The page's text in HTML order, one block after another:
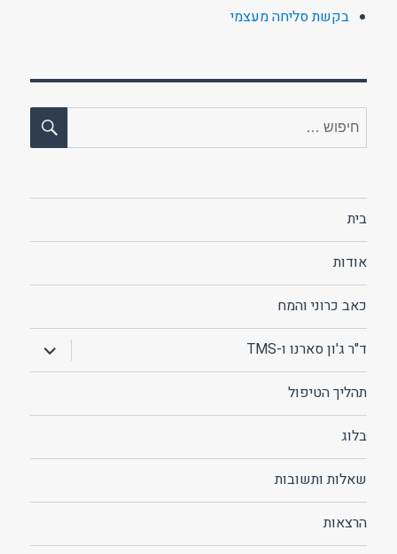
בקשת סליחה מעצמי
חפש:
בית
אודות
כאב כרוני והמח
ד"ר ג'ון סארנו ו-TMS הצג
תפריט
תהליך הטיפול
בלוג
שאלות ותשובות
הרצאות